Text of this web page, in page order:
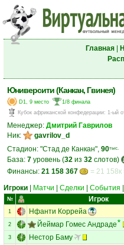
Главная|
Юниверсити (Канкан, Гвинея)
D1, 9 место
1/8 финала
Кубок африканской конфедерации: 1-ый
Менеджер: Дмитрий Гаврилов
Ник:
gavrilov_d
Стадион: "Стад де Канкан", 90тыс.
База: 7 уровень (32 из 32 слотов)
Финансы: 21 158 367
= 21
Игроки
Матчи Сделки События
№ Игрок
1 Нфанти Коррейа
2 Йеймар Гомес Андраде
3 Нестор Баму